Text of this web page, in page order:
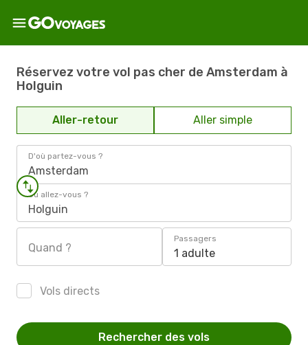
Réservez votre vol pas cher de Amsterdam à
Holguin
Aller-retour Aller simple
D'où partez-vous ?
Amsterdam
Où allez-vous ?
Holguin
Quand ?
Passagers
1 adulte
Vols directs
Rechercher des vols